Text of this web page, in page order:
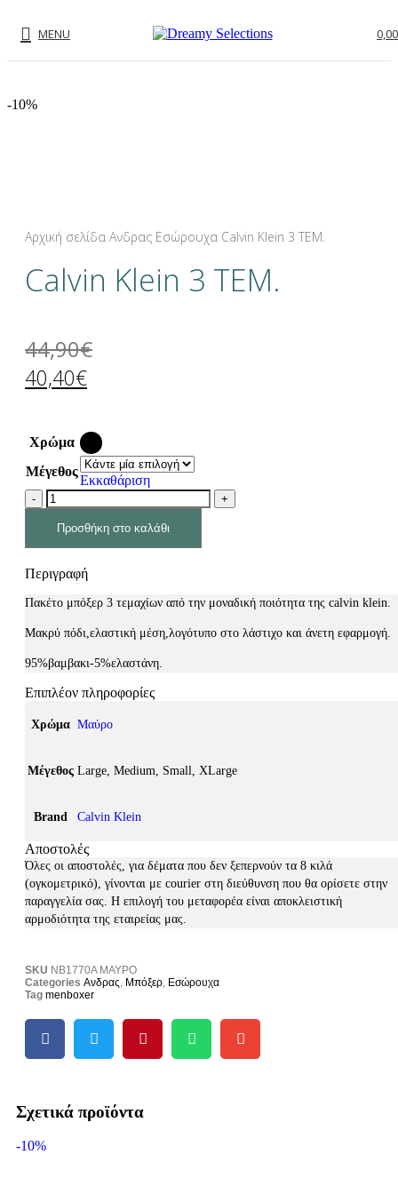
MENU 0,00
-10%
Αρχική σελίδα Ανδρας Εσώρουχα Calvin Klein 3 ΤΕΜ.
Calvin Klein 3 ΤΕΜ.
44,90€
40,40€
Χρώμα
Μέγεθος
Εκκαθάριση
Προσθήκη στο καλάθι
Περιγραφή
Πακέτο μπόξερ 3 τεμαχίων από την μοναδική ποιότητα της calvin klein.
Μακρύ πόδι,ελαστική μέση,λογότυπο στο λάστιχο και άνετη εφαρμογή.
95%βαμβακι-5%ελαστάνη.
Επιπλέον πληροφορίες
Χρώμα Μαύρο
Μέγεθος Large, Medium, Small, XLarge
Brand Calvin Klein
Αποστολές
Όλες οι αποστολές, για δέματα που δεν ξεπερνούν τα 8 κιλά
(ογκομετρικό), γίνονται με courier στη διεύθυνση που θα ορίσετε στην
παραγγελία σας. Η επιλογή του μεταφορέα είναι αποκλειστική
αρμοδιότητα της εταιρείας μας.
SKU NB1770A ΜΑΥΡΟ
Categories Ανδρας, Μπόξερ, Εσώρουχα
Tag menboxer
Σχετικά προϊόντα
-10%